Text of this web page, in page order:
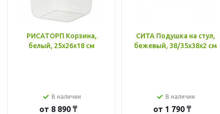
РИСАТОРП Корзина,
белый, 25x26x18 см
В наличии
от 8 890 ₸
СИТА Подушка на стул,
бежевый, 38/35x38x2 см
В наличии
от 1 790 ₸